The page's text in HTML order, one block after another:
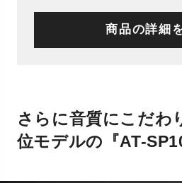
商品の詳細
さらに音質にこだわ
位モデルの『AT-